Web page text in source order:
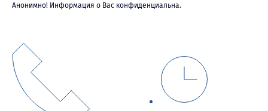
Анонимно! Информация о Вас конфиденциальна.